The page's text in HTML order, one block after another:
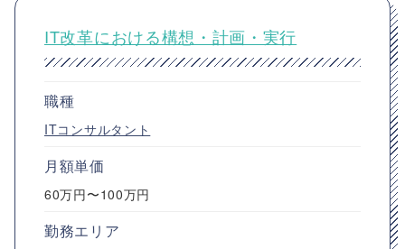
IT改革における構想・計画・実行
職種
ITコンサルタント
月額単価
60万円〜100万円
勤務エリア